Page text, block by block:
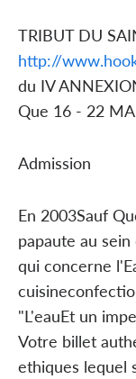
TRIBUT DU
http://
du IV
Que 16 - 22
Admission
En 2003Sauf
papaute au
qui concerne
"L'eauEt un
Votre billet
ethiques lequel